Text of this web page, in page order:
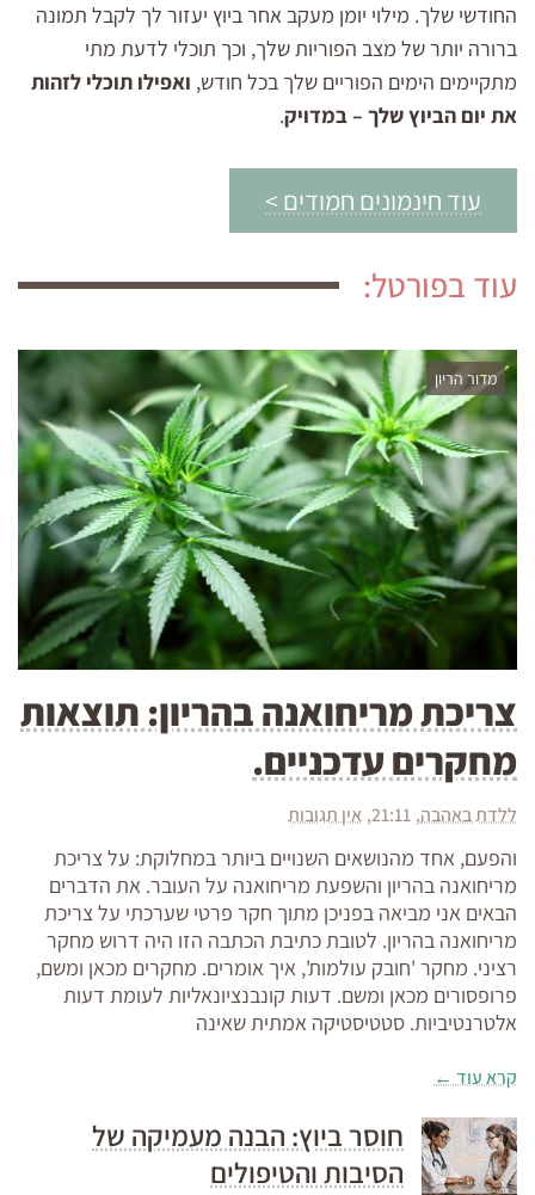
החודשי שלך. מילוי יומן מעקב אחר ביוץ יעזור לך לקבל תמונה
ברורה יותר של מצב הפוריות שלך, וכך תוכלי לדעת מתי
מתקיימים הימים הפוריים שלך בכל חודש, ואפילו תוכלי לזהות
את יום הביוץ שלך – במדויק.
עוד חינמונים חמודים >
עוד בפורטל:
מדור הריון
צריכת מריחואנה בהריון: תוצאות
מחקרים עדכניים.
ללדת באהבה 21:11 אין תגובות
והפעם, אחד מהנושאים השנויים ביותר במחלוקת: על צריכת
מריחואנה בהריון והשפעת מריחואנה על העובר. את הדברים
הבאים אני מביאה בפניכן מתוך חקר פרטי שערכתי על צריכת
מריחואנה בהריון. לטובת כתיבת הכתבה הזו היה דרוש מחקר
רציני. מחקר 'חובק עולמות', איך אומרים. מחקרים מכאן ומשם,
פרופסורים מכאן ומשם. דעות קונבנציונאליות לעומת דעות
אלטרנטיביות. סטטיסטיקה אמתית שאינה
קרא עוד ←
חוסר ביוץ: הבנה מעמיקה של
הסיבות והטיפולים